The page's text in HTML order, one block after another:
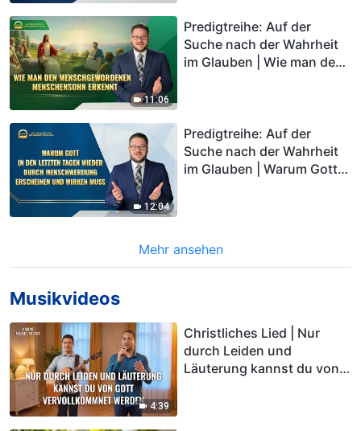
11:06
Predigtreihe: Auf der
Suche nach der Wahrheit
im Glauben | Wie man den
12:04
Predigtreihe: Auf der
Suche nach der Wahrheit
im Glauben | Warum Gott
muss
Mehr ansehen
Musikvideos
4:39
Christliches Lied | Nur
durch Leiden und
Läuterung kannst du von